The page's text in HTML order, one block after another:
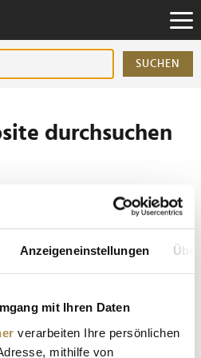
Anzeigeneinstellungen
mit Ihren Daten
verarbeiten Ihre persönlichen
mithilfe von
SUCHEN
durchsuchen
diese Wortgruppe enthalten:
bei den Grammys 2025